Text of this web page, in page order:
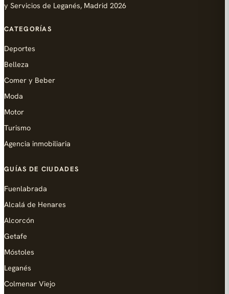
y Servicios de Leganés, Madrid 2026
CATEGORÍAS
Deportes
Belleza
Comer y Beber
Moda
Motor
Turismo
Agencia inmobiliaria
GUÍAS DE CIUDADES
Fuenlabrada
Alcalá de Henares
Alcorcón
Getafe
Móstoles
Leganés
Colmenar Viejo